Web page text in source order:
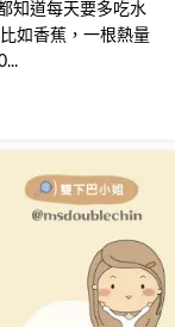
道每天要多吃水
如香蕉，一根熱量